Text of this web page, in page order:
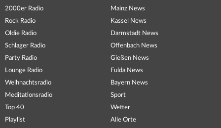
2000er Radio
Rock Radio
Oldie Radio
Schlager Radio
Party Radio
Lounge Radio
Weihnachtsradio
Meditationsradio
Top 40
Playlist
Mainz News
Kassel News
Darmstadt News
Offenbach News
Gießen News
Fulda News
Bayern News
Sport
Wetter
Alle Orte